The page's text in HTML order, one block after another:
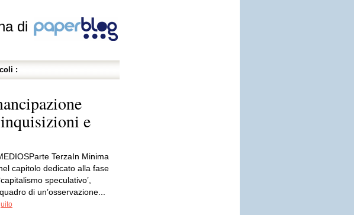
di
:
e
TerzaIn Minima
capitolo dedicato alla fase
speculativo’,
di un’osservazione...